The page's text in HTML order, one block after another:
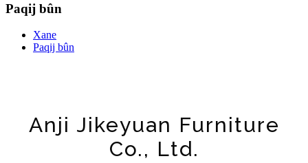
Paqij bûn
Xane
Paqij bûn
Anji Jikeyuan Furniture
Co., Ltd.